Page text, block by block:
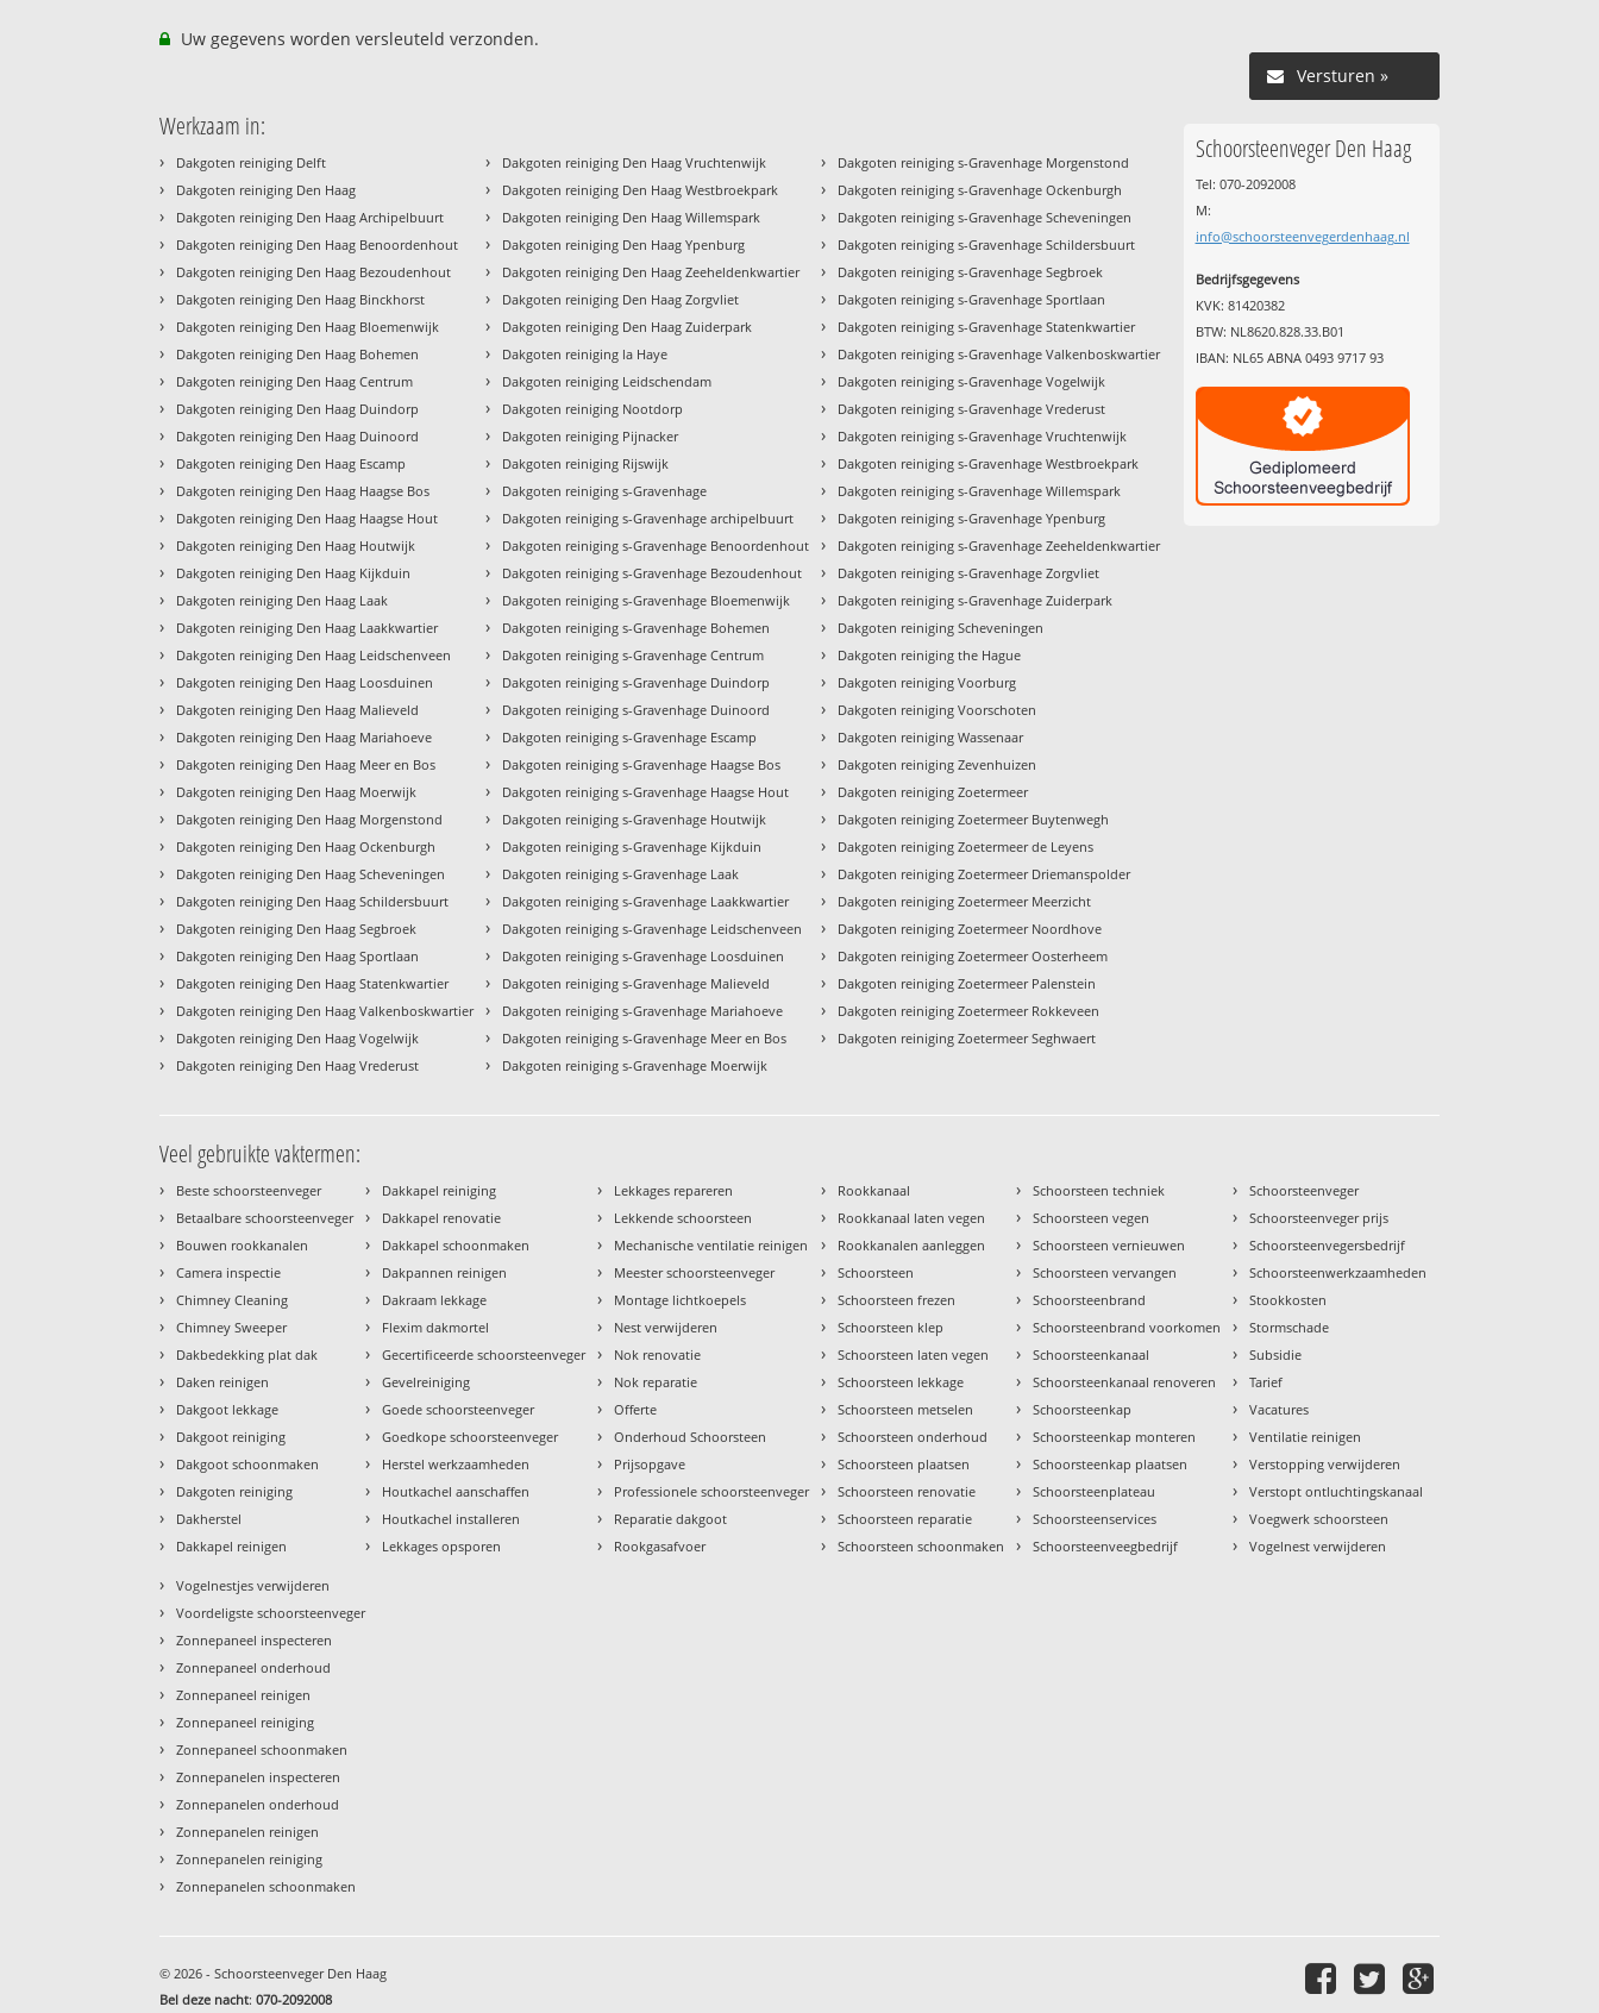
Uw gegevens worden versleuteld verzonden.
Versturen »
Werkzaam in:
› Dakgoten reiniging Delft
› Dakgoten reiniging Den Haag
› Dakgoten reiniging Den Haag Archipelbuurt
› Dakgoten reiniging Den Haag Benoordenhout
› Dakgoten reiniging Den Haag Bezoudenhout
› Dakgoten reiniging Den Haag Binckhorst
› Dakgoten reiniging Den Haag Bloemenwijk
› Dakgoten reiniging Den Haag Bohemen
› Dakgoten reiniging Den Haag Centrum
› Dakgoten reiniging Den Haag Duindorp
› Dakgoten reiniging Den Haag Duinoord
› Dakgoten reiniging Den Haag Escamp
› Dakgoten reiniging Den Haag Haagse Bos
› Dakgoten reiniging Den Haag Haagse Hout
› Dakgoten reiniging Den Haag Houtwijk
› Dakgoten reiniging Den Haag Kijkduin
› Dakgoten reiniging Den Haag Laak
› Dakgoten reiniging Den Haag Laakkwartier
› Dakgoten reiniging Den Haag Leidschenveen
› Dakgoten reiniging Den Haag Loosduinen
› Dakgoten reiniging Den Haag Malieveld
› Dakgoten reiniging Den Haag Mariahoeve
› Dakgoten reiniging Den Haag Meer en Bos
› Dakgoten reiniging Den Haag Moerwijk
› Dakgoten reiniging Den Haag Morgenstond
› Dakgoten reiniging Den Haag Ockenburgh
› Dakgoten reiniging Den Haag Scheveningen
› Dakgoten reiniging Den Haag Schildersbuurt
› Dakgoten reiniging Den Haag Segbroek
› Dakgoten reiniging Den Haag Sportlaan
› Dakgoten reiniging Den Haag Statenkwartier
› Dakgoten reiniging Den Haag Valkenboskwartier
› Dakgoten reiniging Den Haag Vogelwijk
› Dakgoten reiniging Den Haag Vrederust
› Dakgoten reiniging Den Haag Vruchtenwijk
› Dakgoten reiniging Den Haag Westbroekpark
› Dakgoten reiniging Den Haag Willemspark
› Dakgoten reiniging Den Haag Ypenburg
› Dakgoten reiniging Den Haag Zeeheldenkwartier
› Dakgoten reiniging Den Haag Zorgvliet
› Dakgoten reiniging Den Haag Zuiderpark
› Dakgoten reiniging la Haye
› Dakgoten reiniging Leidschendam
› Dakgoten reiniging Nootdorp
› Dakgoten reiniging Pijnacker
› Dakgoten reiniging Rijswijk
› Dakgoten reiniging s-Gravenhage
› Dakgoten reiniging s-Gravenhage archipelbuurt
› Dakgoten reiniging s-Gravenhage Benoordenhout
› Dakgoten reiniging s-Gravenhage Bezoudenhout
› Dakgoten reiniging s-Gravenhage Bloemenwijk
› Dakgoten reiniging s-Gravenhage Bohemen
› Dakgoten reiniging s-Gravenhage Centrum
› Dakgoten reiniging s-Gravenhage Duindorp
› Dakgoten reiniging s-Gravenhage Duinoord
› Dakgoten reiniging s-Gravenhage Escamp
› Dakgoten reiniging s-Gravenhage Haagse Bos
› Dakgoten reiniging s-Gravenhage Haagse Hout
› Dakgoten reiniging s-Gravenhage Houtwijk
› Dakgoten reiniging s-Gravenhage Kijkduin
› Dakgoten reiniging s-Gravenhage Laak
› Dakgoten reiniging s-Gravenhage Laakkwartier
› Dakgoten reiniging s-Gravenhage Leidschenveen
› Dakgoten reiniging s-Gravenhage Loosduinen
› Dakgoten reiniging s-Gravenhage Malieveld
› Dakgoten reiniging s-Gravenhage Mariahoeve
› Dakgoten reiniging s-Gravenhage Meer en Bos
› Dakgoten reiniging s-Gravenhage Moerwijk
› Dakgoten reiniging s-Gravenhage Morgenstond
› Dakgoten reiniging s-Gravenhage Ockenburgh
› Dakgoten reiniging s-Gravenhage Scheveningen
› Dakgoten reiniging s-Gravenhage Schildersbuurt
› Dakgoten reiniging s-Gravenhage Segbroek
› Dakgoten reiniging s-Gravenhage Sportlaan
› Dakgoten reiniging s-Gravenhage Statenkwartier
› Dakgoten reiniging s-Gravenhage Valkenboskwartier
› Dakgoten reiniging s-Gravenhage Vogelwijk
› Dakgoten reiniging s-Gravenhage Vrederust
› Dakgoten reiniging s-Gravenhage Vruchtenwijk
› Dakgoten reiniging s-Gravenhage Westbroekpark
› Dakgoten reiniging s-Gravenhage Willemspark
› Dakgoten reiniging s-Gravenhage Ypenburg
› Dakgoten reiniging s-Gravenhage Zeeheldenkwartier
› Dakgoten reiniging s-Gravenhage Zorgvliet
› Dakgoten reiniging s-Gravenhage Zuiderpark
› Dakgoten reiniging Scheveningen
› Dakgoten reiniging the Hague
› Dakgoten reiniging Voorburg
› Dakgoten reiniging Voorschoten
› Dakgoten reiniging Wassenaar
› Dakgoten reiniging Zevenhuizen
› Dakgoten reiniging Zoetermeer
› Dakgoten reiniging Zoetermeer Buytenwegh
› Dakgoten reiniging Zoetermeer de Leyens
› Dakgoten reiniging Zoetermeer Driemanspolder
› Dakgoten reiniging Zoetermeer Meerzicht
› Dakgoten reiniging Zoetermeer Noordhove
› Dakgoten reiniging Zoetermeer Oosterheem
› Dakgoten reiniging Zoetermeer Palenstein
› Dakgoten reiniging Zoetermeer Rokkeveen
› Dakgoten reiniging Zoetermeer Seghwaert
Schoorsteenveger Den Haag
Tel: 070-2092008
M:
info@schoorsteenvegerdenhaag.nl
Bedrijfsgegevens
KVK: 81420382
BTW: NL8620.828.33.B01
IBAN: NL65 ABNA 0493 9717 93
Veel gebruikte vaktermen:
› Beste schoorsteenveger
› Betaalbare schoorsteenveger
› Bouwen rookkanalen
› Camera inspectie
› Chimney Cleaning
› Chimney Sweeper
› Dakbedekking plat dak
› Daken reinigen
› Dakgoot lekkage
› Dakgoot reiniging
› Dakgoot schoonmaken
› Dakgoten reiniging
› Dakherstel
› Dakkapel reinigen
› Dakkapel reiniging
› Dakkapel renovatie
› Dakkapel schoonmaken
› Dakpannen reinigen
› Dakraam lekkage
› Flexim dakmortel
› Gecertificeerde schoorsteenveger
› Gevelreiniging
› Goede schoorsteenveger
› Goedkope schoorsteenveger
› Herstel werkzaamheden
› Houtkachel aanschaffen
› Houtkachel installeren
› Lekkages opsporen
› Lekkages repareren
› Lekkende schoorsteen
› Mechanische ventilatie reinigen
› Meester schoorsteenveger
› Montage lichtkoepels
› Nest verwijderen
› Nok renovatie
› Nok reparatie
› Offerte
› Onderhoud Schoorsteen
› Prijsopgave
› Professionele schoorsteenveger
› Reparatie dakgoot
› Rookgasafvoer
› Rookkanaal
› Rookkanaal laten vegen
› Rookkanalen aanleggen
› Schoorsteen
› Schoorsteen frezen
› Schoorsteen klep
› Schoorsteen laten vegen
› Schoorsteen lekkage
› Schoorsteen metselen
› Schoorsteen onderhoud
› Schoorsteen plaatsen
› Schoorsteen renovatie
› Schoorsteen reparatie
› Schoorsteen schoonmaken
› Schoorsteen techniek
› Schoorsteen vegen
› Schoorsteen vernieuwen
› Schoorsteen vervangen
› Schoorsteenbrand
› Schoorsteenbrand voorkomen
› Schoorsteenkanaal
› Schoorsteenkanaal renoveren
› Schoorsteenkap
› Schoorsteenkap monteren
› Schoorsteenkap plaatsen
› Schoorsteenplateau
› Schoorsteenservices
› Schoorsteenveegbedrijf
› Schoorsteenveger
› Schoorsteenveger prijs
› Schoorsteenvegersbedrijf
› Schoorsteenwerkzaamheden
› Stookkosten
› Stormschade
› Subsidie
› Tarief
› Vacatures
› Ventilatie reinigen
› Verstopping verwijderen
› Verstopt ontluchtingskanaal
› Voegwerk schoorsteen
› Vogelnest verwijderen
› Vogelnestjes verwijderen
› Voordeligste schoorsteenveger
› Zonnepaneel inspecteren
› Zonnepaneel onderhoud
› Zonnepaneel reinigen
› Zonnepaneel reiniging
› Zonnepaneel schoonmaken
› Zonnepanelen inspecteren
› Zonnepanelen onderhoud
› Zonnepanelen reinigen
› Zonnepanelen reiniging
› Zonnepanelen schoonmaken
© 2026 - Schoorsteenveger Den Haag
Bel deze nacht:070-2092008